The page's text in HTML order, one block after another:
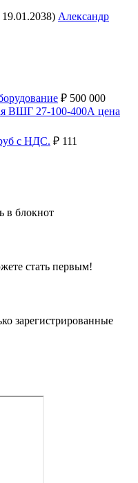
19.01.2038) Александр
₽ 500 000
ВШГ 27-100-400А цена
с НДС. ₽ 111
в блокнот
стать первым!
зарегистрированные